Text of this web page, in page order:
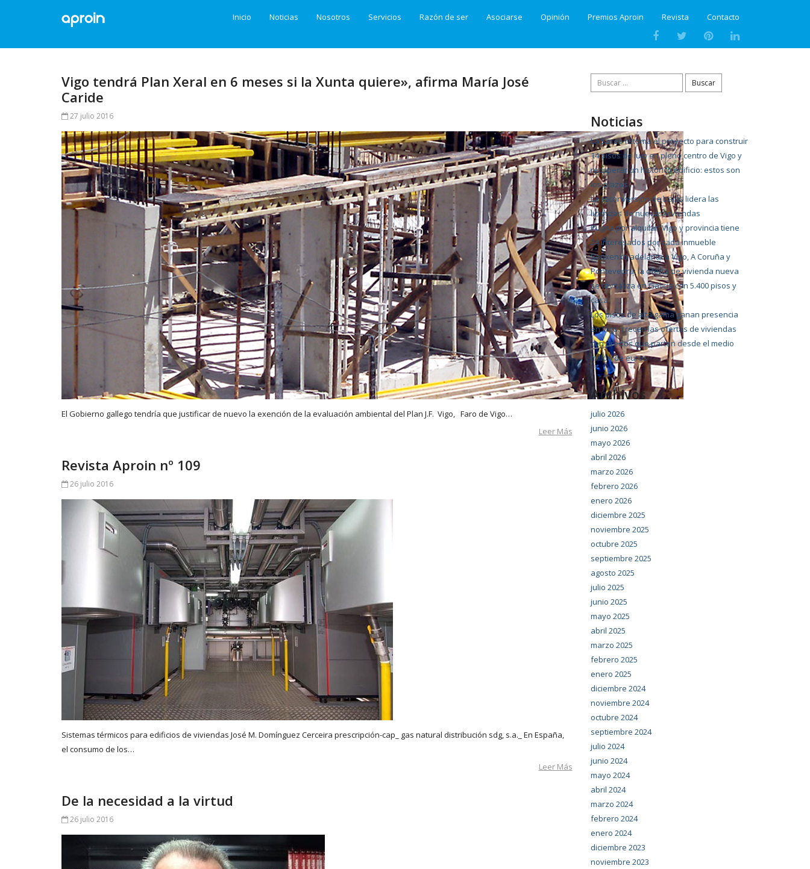
Inicio Noticias Nosotros Servicios Razón de ser Asociarse Opinión Premios Aproin Revista Contacto
Vigo tendrá Plan Xeral en 6 meses si la Xunta quiere», afirma María José
Caride
27 julio 2016
El Gobierno gallego tendría que justificar de nuevo la exención de la evaluación ambiental del Plan J.F. Vigo, Faro de Vigo…
Leer Más
Revista Aproin nº 109
26 julio 2016
Sistemas térmicos para edificios de viviendas José M. Domínguez Cerceira prescripción-cap_ gas natural distribución sdg, s.a._ En España,
el consumo de los…
Leer Más
De la necesidad a la virtud
26 julio 2016
Buscar:
Noticias
La Sareb retoma el proyecto para construir
14 pisos de lujo en pleno centro de Vigo y
recuperar un histórico edificio: estos son
los plazos
La reconversión de bajos lidera las
licencias de nuevas viviendas
Pugna por alquilar: Vigo y provincia tiene
24 interesados por cada inmueble
Sanxenxo adelanta a Vigo, A Coruña y
Pontevedra: la oferta de vivienda nueva
se revitaliza en Galicia con 5.400 pisos y
casa
Los pisos de alta gama ganan presencia
en Vigo: crecen las ofertas de viviendas
con precios que parten desde el medio
millón de euros
Archivos
julio 2026
junio 2026
mayo 2026
abril 2026
marzo 2026
febrero 2026
enero 2026
diciembre 2025
noviembre 2025
octubre 2025
septiembre 2025
agosto 2025
julio 2025
junio 2025
mayo 2025
abril 2025
marzo 2025
febrero 2025
enero 2025
diciembre 2024
noviembre 2024
octubre 2024
septiembre 2024
julio 2024
junio 2024
mayo 2024
abril 2024
marzo 2024
febrero 2024
enero 2024
diciembre 2023
noviembre 2023